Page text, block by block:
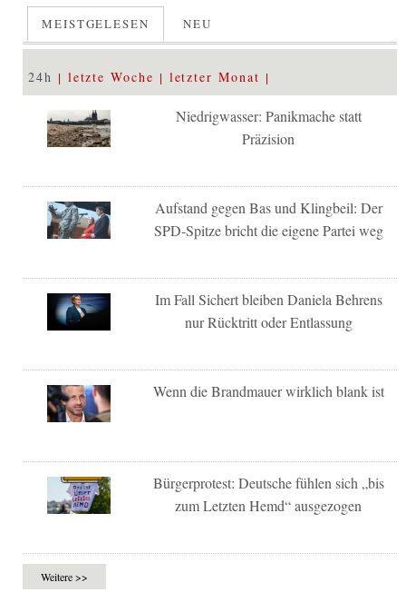
MEISTGELESEN NEU
24h letzte Woche letzter Monat
Niedrigwasser: Panikmache statt
Präzision
Aufstand gegen Bas und Klingbeil: Der
SPD-Spitze bricht die eigene Partei weg
Im Fall Sichert bleiben Daniela Behrens
nur Rücktritt oder Entlassung
Wenn die Brandmauer wirklich blank ist
Bürgerprotest: Deutsche fühlen sich „bis
zum Letzten Hemd“ ausgezogen
Weitere >>